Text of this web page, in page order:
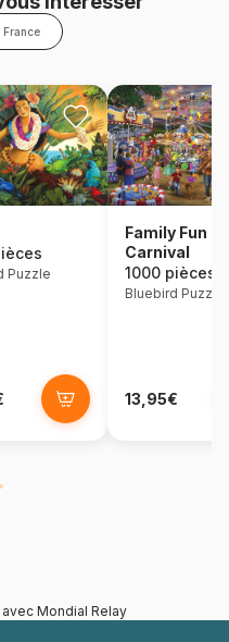
France
Puzzle
Family Fun
Carnival
1000 pièces
Bluebird Puzzle
13,95€
Mondial Relay